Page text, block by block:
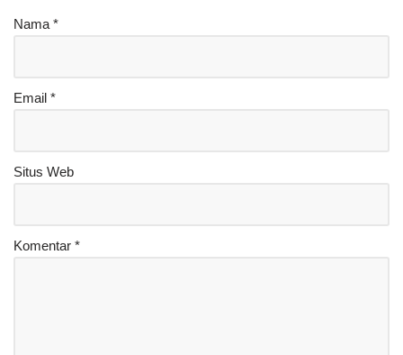
Nama *
Email *
Situs Web
Komentar *